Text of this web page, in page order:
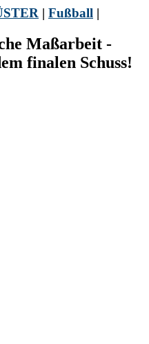
| Fußball |
Maßarbeit -
finalen Schuss!